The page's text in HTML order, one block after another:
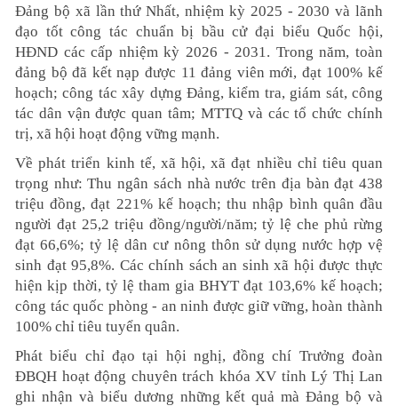
Đảng bộ xã lần thứ Nhất, nhiệm kỳ 2025 - 2030 và lãnh
đạo tốt công tác chuẩn bị bầu cử đại biểu Quốc hội,
HĐND các cấp nhiệm kỳ 2026 - 2031. Trong năm, toàn
đảng bộ đã kết nạp được 11 đảng viên mới, đạt 100% kế
hoạch; công tác xây dựng Đảng, kiểm tra, giám sát, công
tác dân vận được quan tâm; MTTQ và các tổ chức chính
trị, xã hội hoạt động vững mạnh.
Về phát triển kinh tế, xã hội, xã đạt nhiều chỉ tiêu quan
trọng như: Thu ngân sách nhà nước trên địa bàn đạt 438
triệu đồng, đạt 221% kế hoạch; thu nhập bình quân đầu
người đạt 25,2 triệu đồng/người/năm; tỷ lệ che phủ rừng
đạt 66,6%; tỷ lệ dân cư nông thôn sử dụng nước hợp vệ
sinh đạt 95,8%. Các chính sách an sinh xã hội được thực
hiện kịp thời, tỷ lệ tham gia BHYT đạt 103,6% kế hoạch;
công tác quốc phòng - an ninh được giữ vững, hoàn thành
100% chỉ tiêu tuyển quân.
Phát biểu chỉ đạo tại hội nghị, đồng chí Trưởng đoàn
ĐBQH hoạt động chuyên trách khóa XV tỉnh Lý Thị Lan
ghi nhận và biểu dương những kết quả mà Đảng bộ và